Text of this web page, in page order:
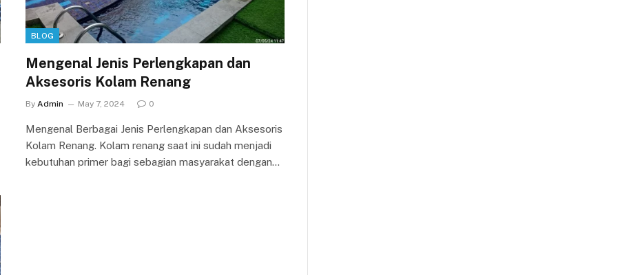
BLOG
Mengenal Jenis Perlengkapan dan
Aksesoris Kolam Renang
By Admin May 7, 2024 0
Mengenal Berbagai Jenis Perlengkapan dan Aksesoris
Kolam Renang. Kolam renang saat ini sudah menjadi
kebutuhan primer bagi sebagian masyarakat dengan…